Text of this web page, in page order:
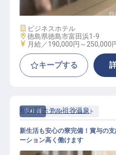
施設業態
ビジネスホテル
勤務地
徳島県徳島市富田浜1-9
給与
月給／190,000円～ 250,000
キープする
正社員 宿泊 フロント
和の宿 ホテル祖谷温泉
新生活も安心の寮完備！賞与の
ーション高く働けます